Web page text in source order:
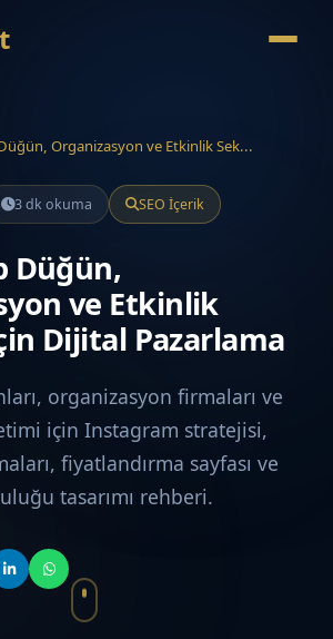
Organizasyon ve Etkinlik Sek...
3 dk okuma SEO İçerik
Düğün,
ve Etkinlik
Dijital Pazarlama
organizasyon firmaları ve
için Instagram stratejisi,
fiyatlandırma sayfası ve
tasarımı rehberi.